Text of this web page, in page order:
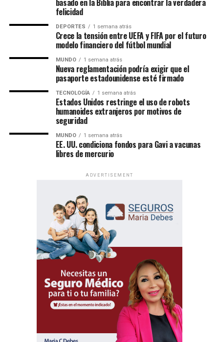
Un evento de alcance mundial
Las Asambleas Regionales “Felices para siempre” se
celebran en más de 230 países, mediante la organización
de más de 6,000 asambleas presentadas en más de 500
Por su parte, las Asambleas Internacionales ofrecerán el
permitiendo que personas de diversas culturas e idiomas
participen de un mismo contenido bíblico.
Además del programa espiritual, los delegados
internacionales participarán en actividades de predicación
local y en oportunidades de intercambio de ánimo con
hermanos de distintas partes del mundo.
Al igual que las asambleas regionales, la entrada a todas
las asambleas internacionales es completamente gratuita
y no se realizan colectas de dinero.
La información oficial sobre fechas, lugares y el programa
basado en la Biblia para encontrar la verdadera
felicidad
DEPORTES 1 semana atrás
Crece la tensión entre UEFA y FIFA por el futuro
modelo financiero del fútbol mundial
MUNDO 1 semana atrás
Nueva reglamentación podría exigir que el
pasaporte estadounidense esté firmado
TECNOLOGÍA 1 semana atrás
Estados Unidos restringe el uso de robots
humanoides extranjeros por motivos de
seguridad
MUNDO 1 semana atrás
EE. UU. condiciona fondos para Gavi a vacunas
libres de mercurio
ADVERTISEMENT